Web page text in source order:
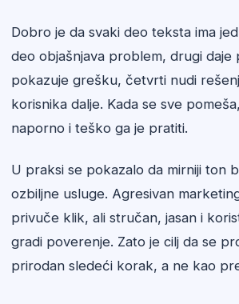
Dobro je da svaki deo teksta ima
deo objašnjava problem, drugi daje
pokazuje grešku, četvrti nudi
korisnika dalje. Kada se sve
naporno i teško ga je pratiti.
U praksi se pokazalo da mirniji ton
ozbiljne usluge. Agresivan
privuče klik, ali stručan, jasan i
gradi poverenje. Zato je cilj da se
prirodan sledeći korak, a ne kao